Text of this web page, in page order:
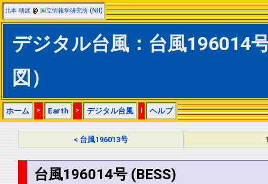
北本 朝展 @ 国立情報学研究所 (NII)
デジタル台風：台風196014
図）
ホーム > Earth > デジタル台風 | ヘルプ
< 台風196013号
台風196014号 (BESS)